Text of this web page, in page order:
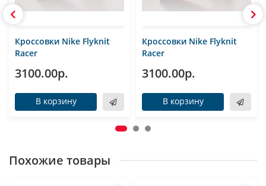
Кроссовки Nike Flyknit
Racer
3100.00р.
В корзину
Кроссовки Nike Flyknit
Racer
3100.00р.
В корзину
Похожие товары